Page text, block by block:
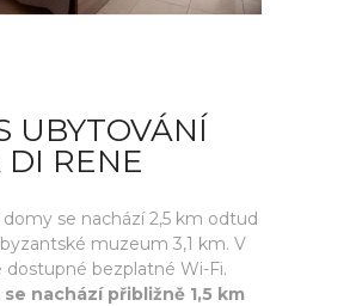
UBYTOVÁNÍ
DI RENE
se nachází 2,5 km odtud
muzeum 3,1 km. V
dostupné bezplatné Wi-Fi.
se nachází přibližně 1,5 km